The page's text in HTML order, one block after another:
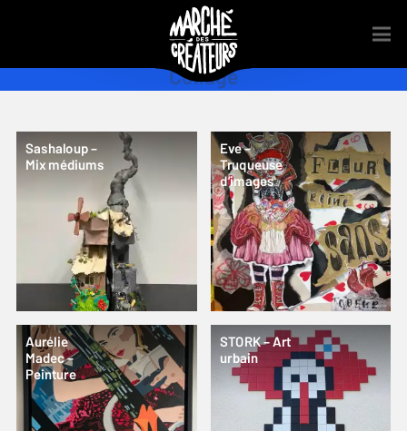
Collage
Sashaloup –
Mix médiums
Eve –
Truqueuse
d’images
Aurélie
Madec –
Peinture
STORK – Art
urbain